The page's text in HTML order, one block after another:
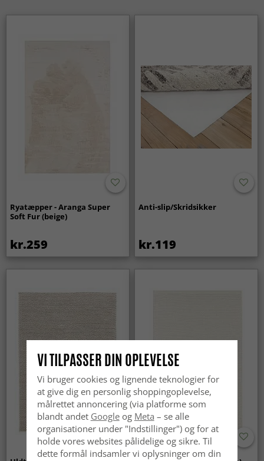
Ryatæpper - Aranga Super
Soft Fur (beige)
kr.259
Anti-slip/Skridsikker
kr.119
VI TILPASSER DIN OPLEVELSE
Vi bruger cookies og lignende teknologier for
at give dig en personlig shoppingoplevelse,
målrettet annoncering (via platforme som
blandt andet Googleog Meta – se alle
organisationer under "Indstillinger") og for at
holde vores websites pålidelige og sikre. Til
dette formål indsamler vi oplysninger om din